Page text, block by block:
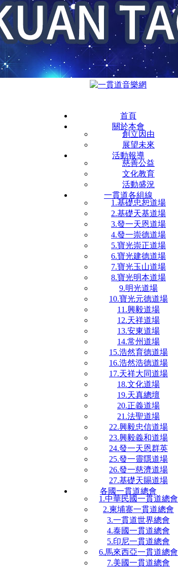
首頁
關於本會
創立因由
展望未來
活動報導
慈善公益
文化教育
活動盛況
一貫道各組線
1.基礎忠恕道場
2.基礎天基道場
3.發一天恩道場
4.發一崇德道場
5.寶光崇正道場
6.寶光建德道場
7.寶光玉山道場
8.寶光明本道場
9.明光道場
10.寶光元德道場
11.興毅道場
12.天祥道場
13.安東道場
14.常州道場
15.浩然育德道場
16.浩然浩德道場
17.天祥大同道場
18.文化道場
19.天真總壇
20.正義道場
21.法聖道場
22.興毅忠信道場
23.興毅義和道場
24.發一天恩群英
25.發一靈隱道場
26.發一慈濟道場
27.基礎天賜道場
各國一貫道總會
1.中華民國一貫道總會
2.柬埔寨一貫道總會
3.一貫道世界總會
4.泰國一貫道總會
5.印尼一貫道總會
6.馬來西亞一貫道總會
7.美國一貫道總會